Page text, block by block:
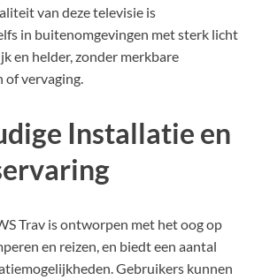
van deze televisie is
in buitenomgevingen met sterk licht
en helder, zonder merkbare
of vervaging.
Installatie en
Trav is ontworpen met het oog op
en reizen, en biedt een aantal
Gebruikers kunnen